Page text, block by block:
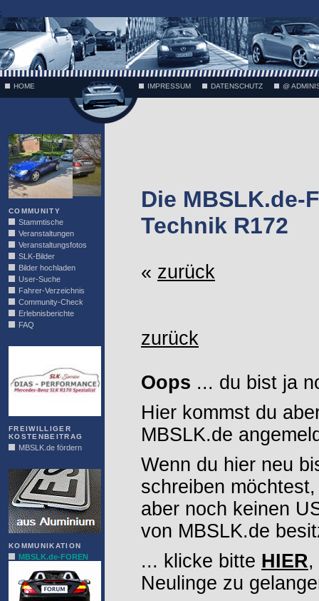
;
HOME IMPRESSUM DATENSCHUTZ @
COMMUNITY
Stammtische
Veranstaltungen
Veranstaltungsfotos
SLK-Bilder
Bilder hochladen
User-Suche
Fahrer-Verzeichnis
Community-Check
Erlebnisberichte
FAQ
FREIWILLIGER
KOSTENBEITRAG
MBSLK.de fördern
KOMMUNIKATION
MBSLK.de-FOREN
Die MBSLK.de-
Technik R172
« zurück
zurück
Oops ... du bist ja
Hier kommst du
MBSLK.de
Wenn du hier neu
schreiben möchtest,
aber noch keinen
von MBSLK.de
... klicke bitte HIER,
Neulinge zu